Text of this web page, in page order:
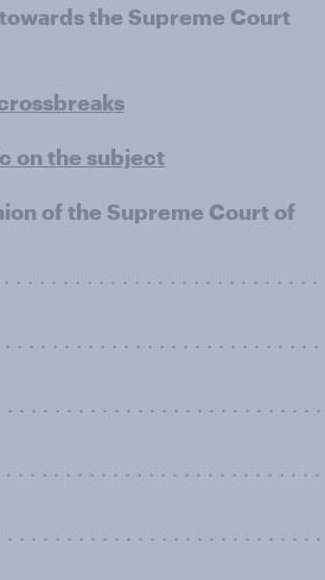
the Supreme Court
on the subject
of the Supreme Court of
. . . . . . . . . . . . . . . . . . . . . . . . .
. . . . . . . . . . . . . . . . . . . . . . . . .
. . . . . . . . . . . . . . . . . . . . . . . . . .
. . . . . . . . . . . . . . . . . . . . . . . . . .
. . . . . . . . . . . . . . . . . . . . . . . . . .